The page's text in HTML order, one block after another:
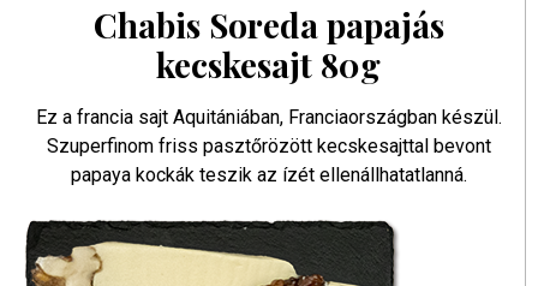
Chabis Soreda papajás
kecskesajt 80g
Ez a francia sajt Aquitániában, Franciaországban készül.
Szuperfinom friss pasztőrözött kecskesajttal bevont
papaya kockák teszik az ízét ellenállhatatlanná.